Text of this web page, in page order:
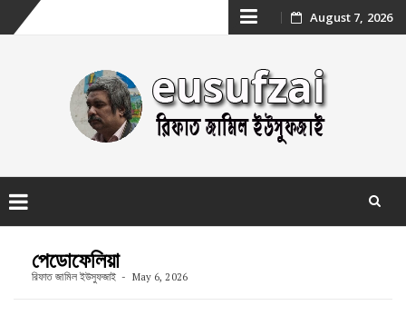
Skip
content
August 7, 2026
content
পেডোফেলিয়া
রিফাত জামিল ইউসুফজাই May 6, 2026